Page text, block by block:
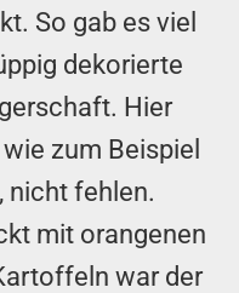
So gab es viel
dekorierte
Hier
zum Beispiel
nicht fehlen.
mit orangenen
war der